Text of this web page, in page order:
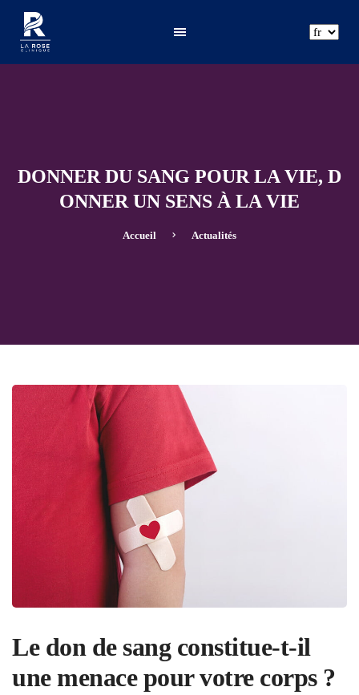
DONNER DU SANG POUR LA VIE, D
ONNER UN SENS À LA VIE
Accueil Actualités
Le don de sang constitue-t-il
une menace pour votre corps ?